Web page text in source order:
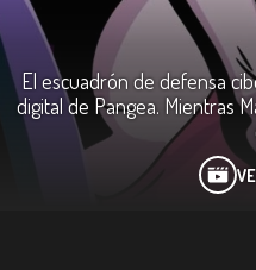
El escuadrón de defensa
digital de Pangea. Mientras